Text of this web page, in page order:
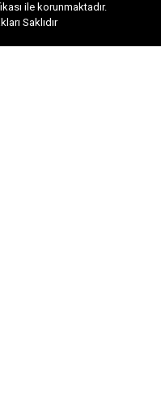
ile korunmaktadır.
Saklıdır